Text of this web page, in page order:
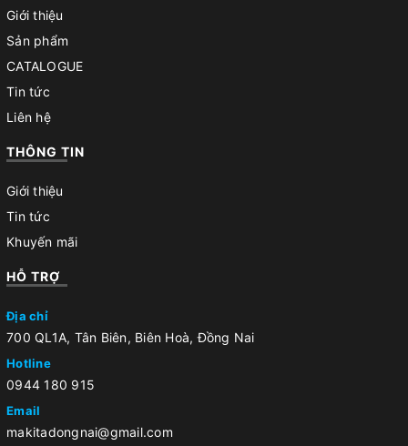
Giới thiệu
Sản phẩm
CATALOGUE
Tin tức
Liên hệ
THÔNG TIN
Giới thiệu
Tin tức
Khuyến mãi
HỖ TRỢ
Địa chỉ
700 QL1A, Tân Biên, Biên Hoà, Đồng Nai
Hotline
0944 180 915
Email
makitadongnai@gmail.com